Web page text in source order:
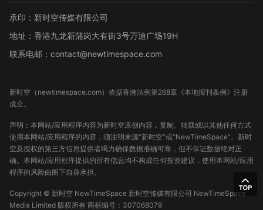
承印：新时空传媒有限公司
地址：香港九龙新蒲岗大有街3号万迪广场19H
联系电邮：contact@newtimespace.com
新时空（ newtimespace.com）依据香港法例第268章《本地报刊条例》注册
成立。
声明：本网站/应用程序内容为新时空原创内容，复制、转载或以其他任何方式
使用本网站/应用程序的内容，须注明来源“新时空”或“NewTimeSpace”。新时
空及授权的第三方信息提供者竭力确保数据准确可靠，但不保证数据绝对正
确。本网站/应用程序提供的所有信息均不构成任何投资建议，使用本网站/应用
程序的风险由阁下自身承担。
Copyright © 新时空 NewTimeSpace 新时空传媒有限公司 NewTimeSpace
Media Limited 版权所有 商标编号：307068079